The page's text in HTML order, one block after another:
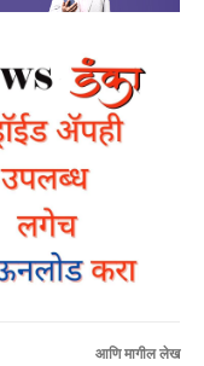
आणि मागील लेख